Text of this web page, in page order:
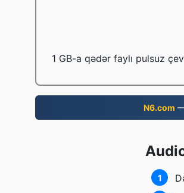
1 GB-a qədər faylı pulsuz
N6.com —
1